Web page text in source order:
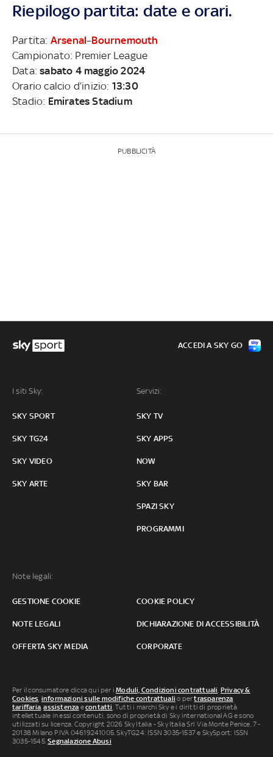
Riepilogo partita: date e orari.
Partita: Arsenal–Bournemouth
Campionato: Premier League
Data:sabato 4 maggio 2024
Orario calcio d’inizio: 13:30
Stadio: Emirates Stadium
PUBBLICITÀ
I siti Sky:
SKY SPORT
SKY TG24
SKY VIDEO
SKY ARTE
Servizi:
SKY TV
SKY APPS
NOW
SKY BAR
SPAZI SKY
PROGRAMMI
Note legali:
GESTIONE COOKIE COOKIE POLICY
NOTE LEGALI DICHIARAZIONE DI ACCESSIBILITÀ
OFFERTA SKY MEDIA CORPORATE
ACCEDI A SKY GO
Per il consumatore clicca qui per iModuli, Condizioni contrattuali Privacy &
Cookies informazioni sulle modifiche contrattuali o pertrasparenza
tariffaria ,assistenza econtatti . Tutti i marchi Sky e i diritti di proprietà
intellettuale in essi contenuti, sono di proprietà di Sky international AG e sono
utilizzati su licenza. Copyright 2026 Sky Italia - Sky Italia Srl Via Monte Penice, 7 -
20138 Milano P.IVA 04619241005. SkyTG24: ISSN 3035-1537 e SkySport: ISSN
3035-1545.Segnalazione Abusi